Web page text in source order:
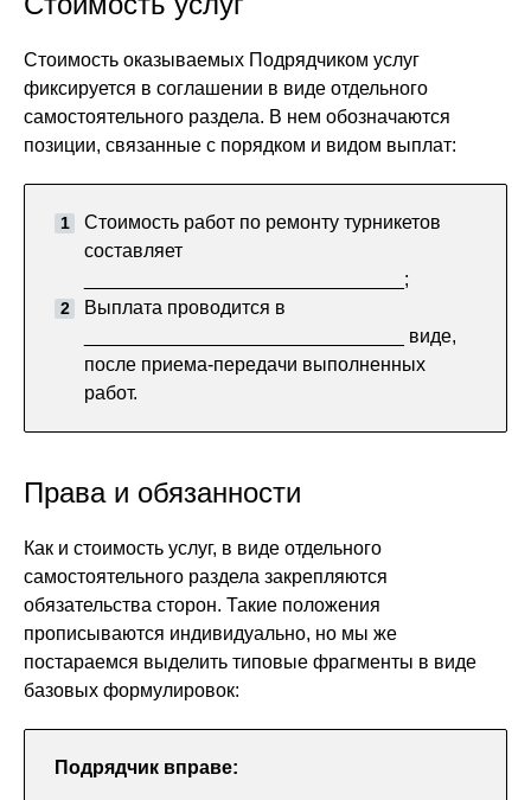
Стоимость оказываемых Подрядчиком услуг
фиксируется в соглашении в виде отдельного
самостоятельного раздела. В нем обозначаются
позиции, связанные с порядком и видом выплат:
Стоимость работ по ремонту турникетов
составляет
______________________________;
Выплата проводится в
______________________________ виде,
после приема-передачи выполненных
работ.
Права и обязанности
Как и стоимость услуг, в виде отдельного
самостоятельного раздела закрепляются
обязательства сторон. Такие положения
прописываются индивидуально, но мы же
постараемся выделить типовые фрагменты в виде
базовых формулировок:
Подрядчик вправе: